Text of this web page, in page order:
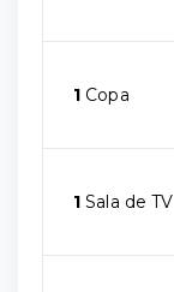
1 Copa
1 Sala de TV